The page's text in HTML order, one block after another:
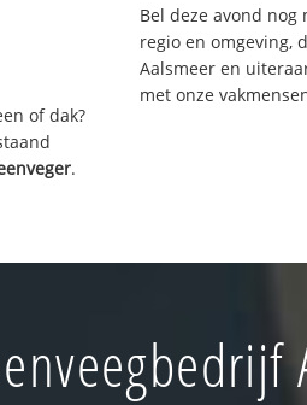
of dak?
.
Bel deze avond nog
regio en omgeving,
Aalsmeer en
met onze